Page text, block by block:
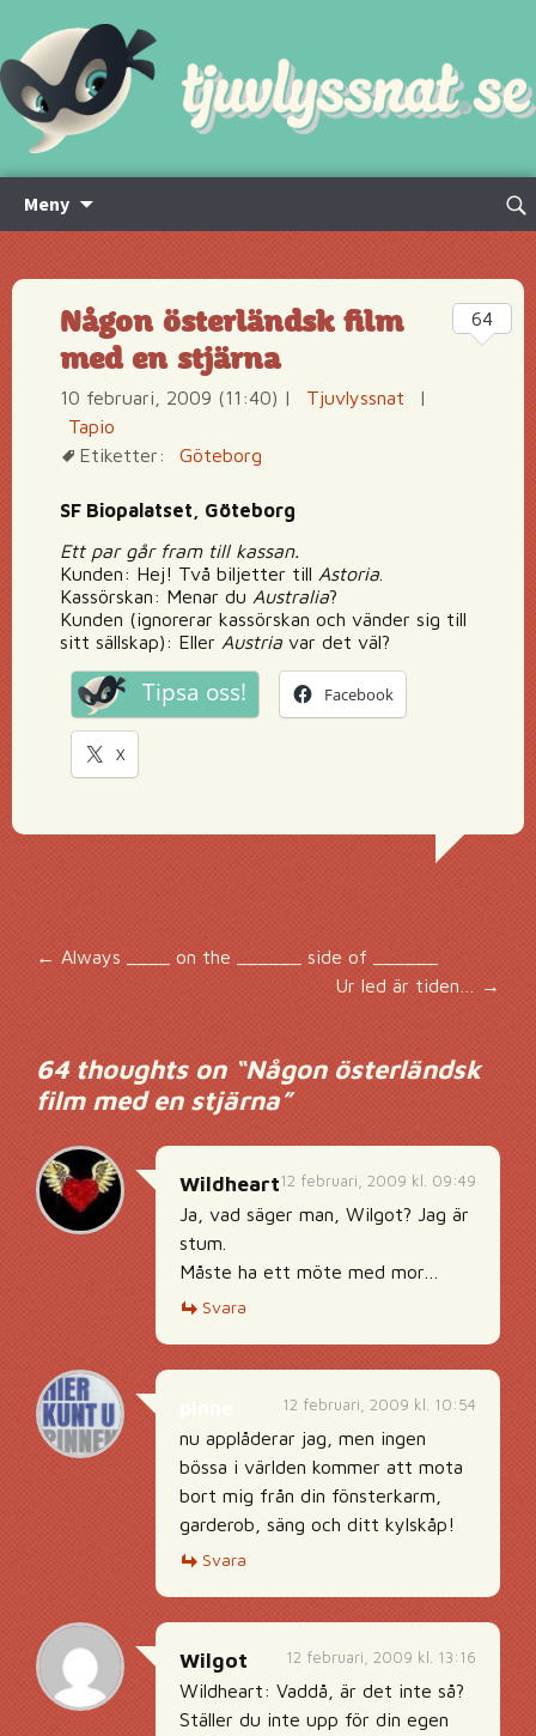
Meny
innehåll
Sök
Någon österländsk film
med en stjärna
10 februari, 2009 (11:40) | Tjuvlyssnat
|
Tapio
Etiketter:
Göteborg
SF Biopalatset, Göteborg
Ett par går fram till kassan.
Kunden: Hej! Två biljetter till Astoria
Kassörskan: Menar du Australia?
Kunden (ignorerar kassörskan och vänder sig till
sitt sällskap): Eller Austria var det väl?
Tipsa oss! Facebook
X
64
Inläggsnavigering
← Always ____ on the ______ side of ______
Ur led är tiden… →
64 thoughts on “Någon österländsk
film med en stjärna”
12 februari, 2009 kl. 09:49
Wildheart
Ja, vad säger man, Wilgot? Jag är
stum.
Måste ha ett möte med mor…
Svara
12 februari, 2009 kl. 10:54
nu applåderar jag, men ingen
bössa i världen kommer att mota
bort mig från din fönsterkarm,
garderob, säng och ditt kylskåp!
Svara
12 februari, 2009 kl. 13:16
Wilgot
Wildheart: Vaddå, är det inte så?
Ställer du inte upp för din egen